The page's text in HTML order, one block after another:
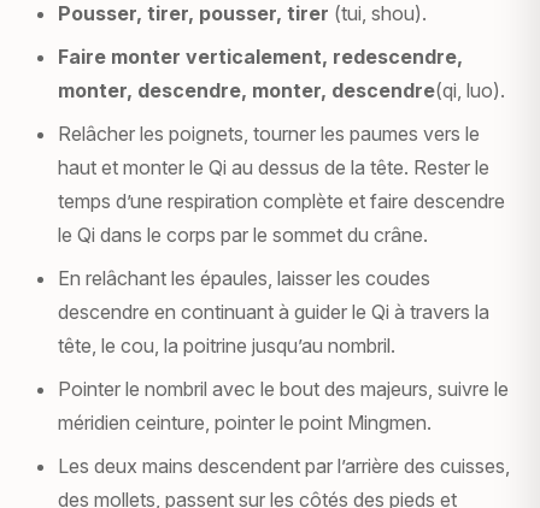
Pousser, tirer, pousser, tirer (tui, shou).
Faire monter verticalement, redescendre,
monter, descendre, monter, descendre(qi, luo).
Relâcher les poignets, tourner les paumes vers le
haut et monter le Qi au dessus de la tête. Rester le
temps d’une respiration complète et faire descendre
le Qi dans le corps par le sommet du crâne.
En relâchant les épaules, laisser les coudes
descendre en continuant à guider le Qi à travers la
tête, le cou, la poitrine jusqu’au nombril.
Pointer le nombril avec le bout des majeurs, suivre le
méridien ceinture, pointer le point Mingmen.
Les deux mains descendent par l’arrière des cuisses,
des mollets, passent sur les côtés des pieds et